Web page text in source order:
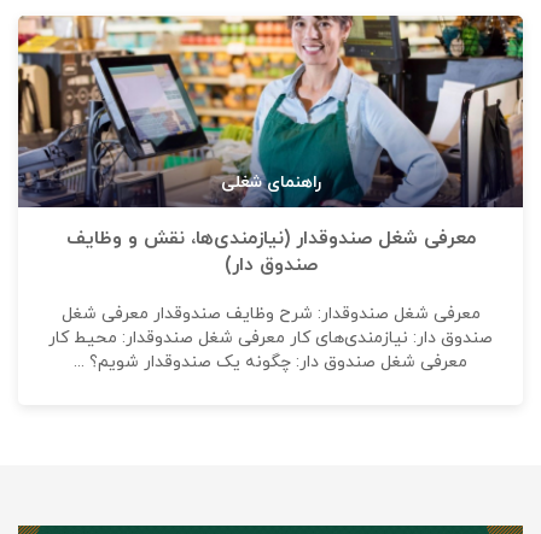
راهنمای شغلی
معرفی شغل صندوقدار (نیازمندی‌ها، نقش و وظایف
صندوق دار)
معرفی شغل صندوقدار: شرح وظایف صندوقدار معرفی شغل
صندوق دار: نیازمندی‌های کار معرفی شغل صندوقدار: محیط کار
معرفی شغل صندوق دار: چگونه یک صندوقدار شویم؟ ...